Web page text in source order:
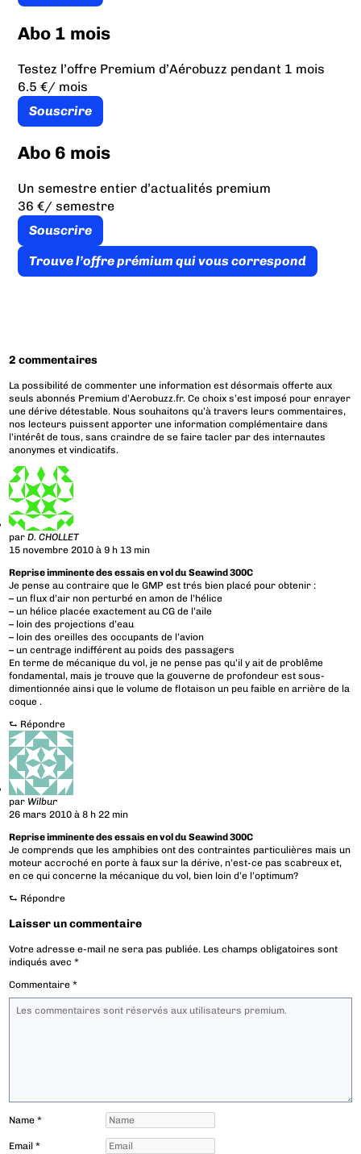
Abo 1 mois
Testez l’offre Premium d’Aérobuzz pendant 1 mois
6.5 €/ mois
Souscrire
Abo 6 mois
Un semestre entier d’actualités premium
36 €/ semestre
Souscrire
Trouve l’offre prémium qui vous correspond
2 commentaires
La possibilité de commenter une information est désormais offerte aux
seuls abonnés Premium d’Aerobuzz.fr. Ce choix s’est imposé pour enrayer
une dérive détestable. Nous souhaitons qu’à travers leurs commentaires,
nos lecteurs puissent apporter une information complémentaire dans
l’intérêt de tous, sans craindre de se faire tacler par des internautes
anonymes et vindicatifs.
parD. CHOLLET
15 novembre 2010 à 9 h 13 min
Reprise imminente des essais en vol du Seawind 300C
Je pense au contraire que le GMP est trés bien placé pour obtenir :
– un flux d’air non perturbé en amon de l’hélice
– un hélice placée exactement au CG de l’aile
– loin des projections d’eau
– loin des oreilles des occupants de l’avion
– un centrage indifférent au poids des passagers
En terme de mécanique du vol, je ne pense pas qu’il y ait de problême
fondamental, mais je trouve que la gouverne de profondeur est sous-
dimentionnée ainsi que le volume de flotaison un peu faible en arrière de la
coque .
⮑ Répondre
par Wilbur
26 mars 2010 à 8 h 22 min
Reprise imminente des essais en vol du Seawind 300C
Je comprends que les amphibies ont des contraintes particulières mais un
moteur accroché en porte à faux sur la dérive, n’est-ce pas scabreux et,
en ce qui concerne la mécanique du vol, bien loin d’e l’optimum?
⮑ Répondre
Laisser un commentaire
Votre adresse e-mail ne sera pas publiée. Les champs obligatoires sont
indiqués avec*
Commentaire*
Name*
Email*